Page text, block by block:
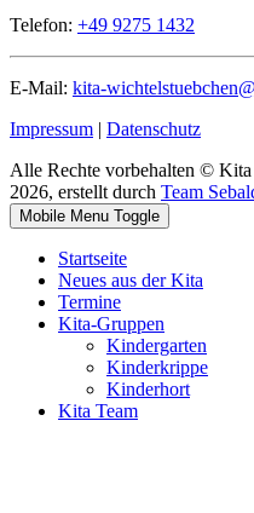
Telefon: +49 9275 1432
E-Mail: kita-
Impressum | Datenschutz
Alle Rechte vorbehalten ©
2026, erstellt durch Team
Mobile Menu Toggle
Startseite
Neues aus der Kita
Termine
Kita-Gruppen
Kindergarten
Kinderkrippe
Kinderhort
Kita Team